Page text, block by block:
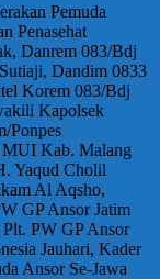
Pemuda
Penasehat
Danrem 083/Bdj
Dandim 0833
Korem 083/Bdj
Kapolsek
Ponpes
MUI Kab. Malang
Yaqud Cholil
Al Aqsho,
GP Ansor Jatim
PW GP Ansor
Jauhari, Kader
Ansor Se-Jawa